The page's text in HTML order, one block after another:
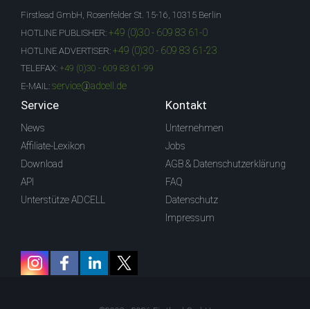
Firstlead GmbH, Rosenfelder St. 15-16, 10315 Berlin
HOTLINE PUBLISHER: +49 (0)30 - 609 83 61-0
HOTLINE ADVERTISER: +49 (0)30 - 609 83 61-23
TELEFAX: +49 (0)30 - 609 83 61-99
E-MAIL: service@adcell.de
Service
News
Affiliate-Lexikon
Download
API
Unterstütze ADCELL
Kontakt
Unternehmen
Jobs
AGB & Datenschutzerklärung
FAQ
Datenschutz
Impressum